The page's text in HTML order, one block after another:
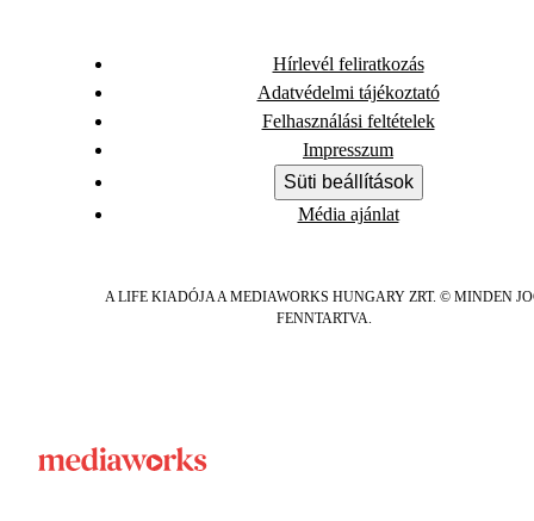
Hírlevél feliratkozás
Adatvédelmi tájékoztató
Felhasználási feltételek
Impresszum
Süti beállítások
Média ajánlat
A LIFE KIADÓJA A MEDIAWORKS HUNGARY ZRT. © MINDEN
FENNTARTVA.